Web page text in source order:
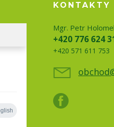
KONTAKTY
Mgr. Petr
+420 776 624
+420 571 611 753